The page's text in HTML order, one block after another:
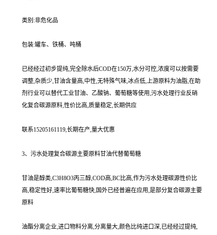
类别:非危化品
包装:罐车、铁桶、吨桶
已经经过初步提纯,完全除水后COD在150万,水分可控,浓度可以按需要
调整,杂质少,甘油含量高,中性,无特殊气味,冰点低,上游原料为油脂,在助
剂行业可以替代工业甘油、乙酸钠、葡萄糖等使用,污水处理行业反硝
化复合碳源原料,性价比高,质量稳定,长期供应
联系15205161119,长期在产,量大优惠
3、污水处理复合碳源主要原料甘油代替葡萄糖
甘油是醇类,C3H8O3丙三醇,COD高,BC比高,作为污水处理碳源性价比
高,稳定性好,速率比葡萄糖快,国外已经普遍在应用,是部分复合碳源主要
原料
油酯分离企业,进口物料分离,分离量大,颜色比纯进口深,已经经过提纯,